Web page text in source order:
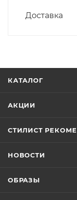
Доставка
КАТАЛОГ
АКЦИИ
СТИЛИСТ
НОВОСТИ
ОБРАЗЫ